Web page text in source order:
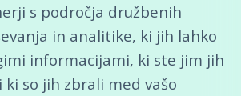
s področja družbenih
in analitike, ki jih lahko
informacijami, ki ste jim jih
ki so jih zbrali med vašo